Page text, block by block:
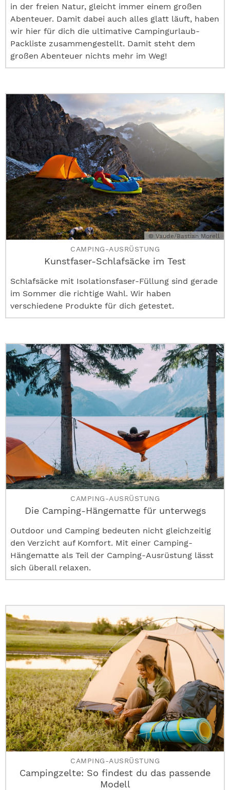
in der freien Natur, gleicht immer einem großen
Abenteuer. Damit dabei auch alles glatt läuft, haben
wir hier für dich die ultimative Campingurlaub-
Packliste zusammengestellt. Damit steht dem
großen Abenteuer nichts mehr im Weg!
© Vaude/Bastian Morell
CAMPING-AUSRÜSTUNG
Kunstfaser-Schlafsäcke im Test
Schlafsäcke mit Isolationsfaser-Füllung sind gerade
im Sommer die richtige Wahl. Wir haben
verschiedene Produkte für dich getestet.
CAMPING-AUSRÜSTUNG
Die Camping-Hängematte für unterwegs
Outdoor und Camping bedeuten nicht gleichzeitig
den Verzicht auf Komfort. Mit einer Camping-
Hängematte als Teil der Camping-Ausrüstung lässt
sich überall relaxen.
CAMPING-AUSRÜSTUNG
Campingzelte: So findest du das passende
Modell